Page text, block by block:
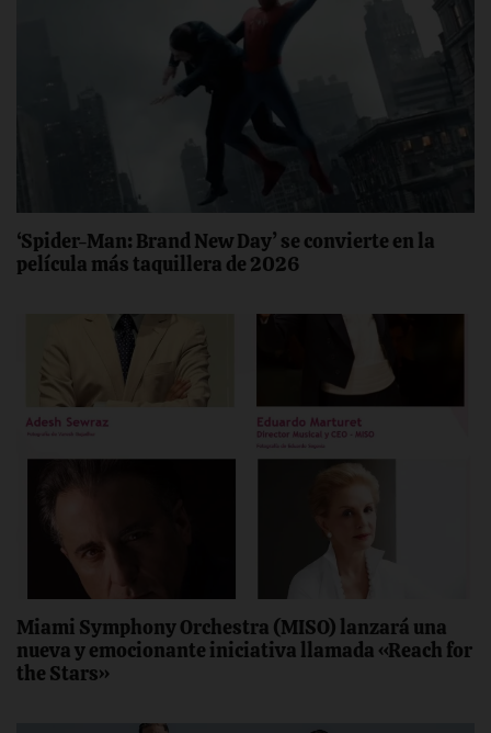
‘Spider-Man: Brand New Day’ se convierte en la
película más taquillera de 2026
Miami Symphony Orchestra (MISO) lanzará una
nueva y emocionante iniciativa llamada «Reach for
the Stars»